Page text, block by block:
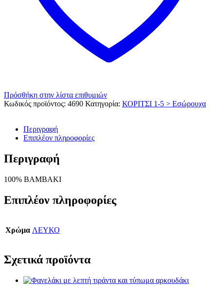
Πρόσθήκη στην λίστα επιθυμιών
Κωδικός προϊόντος: 4690 Κατηγορία: ΚΟΡΙΤΣΙ 1-5 > Εσώρουχα
Περιγραφή
Επιπλέον πληροφορίες
Περιγραφή
100% ΒΑΜΒΑΚΙ
Επιπλέον πληροφορίες
Χρώμα ΛΕΥΚΟ
Σχετικά προϊόντα